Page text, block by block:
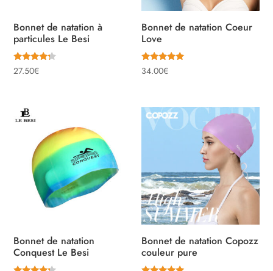
Bonnet de natation à
particules Le Besi
Note
4.00
27.50€
Bonnet de natation Coeur
Love
Note
5.00
34.00€
Bonnet de natation
Conquest Le Besi
Bonnet de natation Copozz
couleur pure